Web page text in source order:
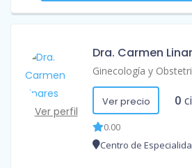
Ver perfil
Dra. Carmen
Ginecología y
Ver precio 0
0.00
Centro de